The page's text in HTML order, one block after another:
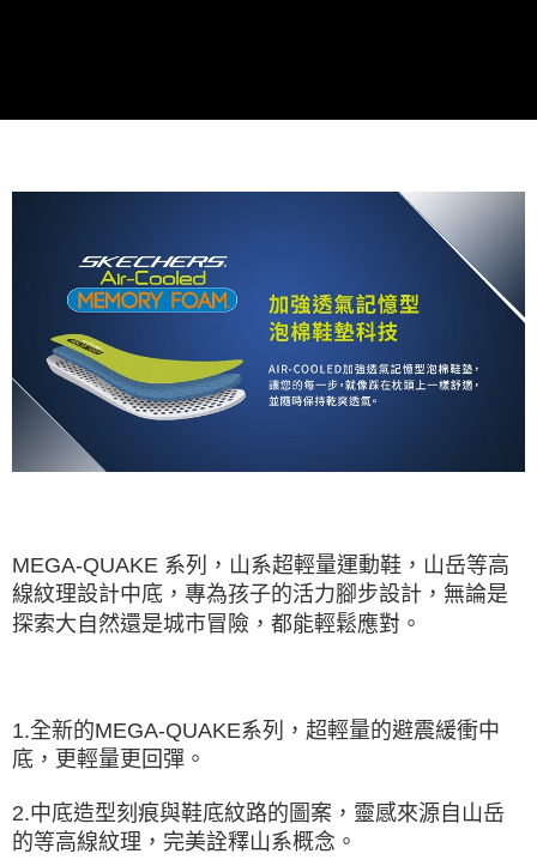
MEGA-QUAKE 系列，山系超輕量運動鞋，山岳等高
線紋理設計中底，專為孩子的活力腳步設計，無論是
探索大自然還是城市冒險，都能輕鬆應對。
1.全新的MEGA-QUAKE系列，超輕量的避震緩衝中
底，更輕量更回彈。
2.中底造型刻痕與鞋底紋路的圖案，靈感來源自山岳
的等高線紋理，完美詮釋山系概念。